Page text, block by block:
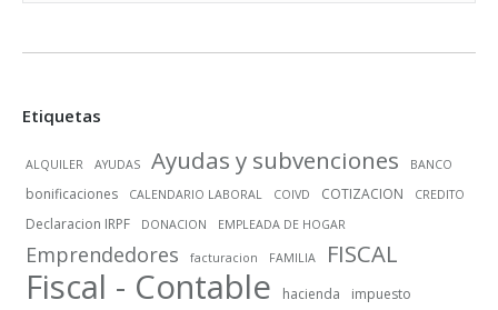
Etiquetas
ALQUILER AYUDAS Ayudas y subvenciones BANCO
bonificaciones CALENDARIO LABORAL COIVD COTIZACION CREDITO
Declaracion IRPF DONACION EMPLEADA DE HOGAR
Emprendedores facturacion FAMILIA FISCAL
Fiscal - Contable hacienda
impuesto